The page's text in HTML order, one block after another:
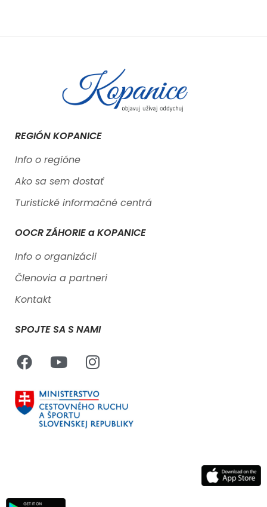
REGIÓN KOPANICE
Info o regióne
Ako sa sem dostať
Turistické informačné centrá
OOCR ZÁHORIE a KOPANICE
Info o organizácii
Členovia a partneri
Kontakt
SPOJTE SA S NAMI